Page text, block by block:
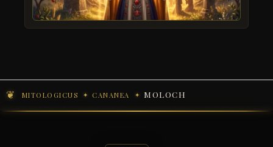
MITOLOGICUS CANANEA MOLOCH